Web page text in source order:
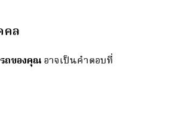
คล
รถของคุณอาจเป็นคำตอบที่